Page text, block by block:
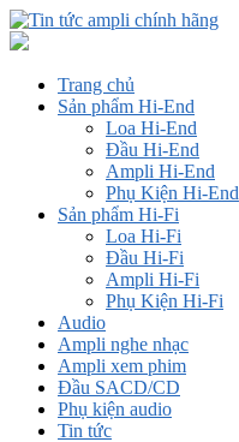
Trang chủ
Sản phẩm Hi-End
Loa Hi-End
Đầu Hi-End
Ampli Hi-End
Phụ Kiện Hi-End
Sản phẩm Hi-Fi
Loa Hi-Fi
Đầu Hi-Fi
Ampli Hi-Fi
Phụ Kiện Hi-Fi
Audio
Ampli nghe nhạc
Ampli xem phim
Đầu SACD/CD
Phụ kiện audio
Tin tức